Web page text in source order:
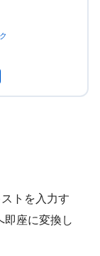
トを入力す
即座に変換し